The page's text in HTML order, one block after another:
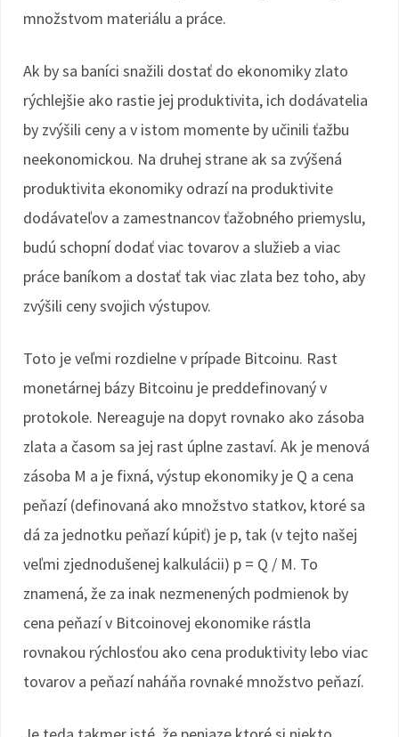
množstvom materiálu a práce.
Ak by sa baníci snažili dostať do ekonomiky zlato
rýchlejšie ako rastie jej produktivita, ich dodávatelia
by zvýšili ceny a v istom momente by učinili ťažbu
neekonomickou. Na druhej strane ak sa zvýšená
produktivita ekonomiky odrazí na produktivite
dodávateľov a zamestnancov ťažobného priemyslu,
budú schopní dodať viac tovarov a služieb a viac
práce baníkom a dostať tak viac zlata bez toho, aby
zvýšili ceny svojich výstupov.
Toto je veľmi rozdielne v prípade Bitcoinu. Rast
monetárnej bázy Bitcoinu je preddefinovaný v
protokole. Nereaguje na dopyt rovnako ako zásoba
zlata a časom sa jej rast úplne zastaví. Ak je menová
zásoba M a je fixná, výstup ekonomiky je Q a cena
peňazí (definovaná ako množstvo statkov, ktoré sa
dá za jednotku peňazí kúpiť) je p, tak (v tejto našej
veľmi zjednodušenej kalkulácii) p = Q / M. To
znamená, že za inak nezmenených podmienok by
cena peňazí v Bitcoinovej ekonomike rástla
rovnakou rýchlosťou ako cena produktivity lebo viac
tovarov a peňazí naháňa rovnaké množstvo peňazí.